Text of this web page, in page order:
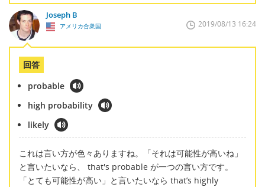
Joseph B
アメリカ合衆国 2019/08/13 16:24
回答
probable
high probability
likely
これは言い方が色々ありますね。「それは可能性が高いね」
と言いたいなら、 that's probable が一つの言い方です。
「とても可能性が高い」と言いたいなら that’s highly